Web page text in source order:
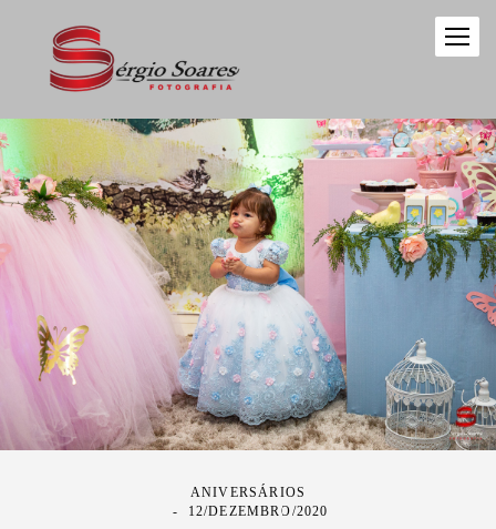
ANIVERSÁRIOS
12/DEZEMBRO/2020